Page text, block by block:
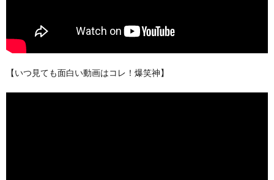
【いつ見ても面白い動画はコレ！爆笑神】